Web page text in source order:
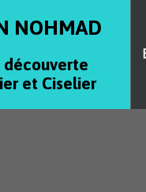
NOHMAD
découverte
et Ciselier